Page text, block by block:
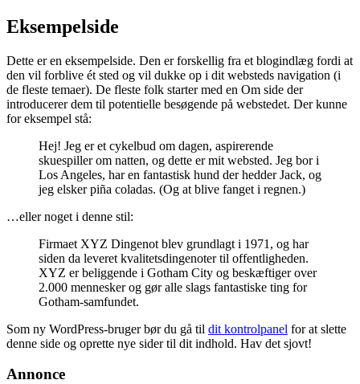
Eksempelside
Dette er en eksempelside. Den er forskellig fra et blogindlæg fordi at
den vil forblive ét sted og vil dukke op i dit websteds navigation (i
de fleste temaer). De fleste folk starter med en Om side der
introducerer dem til potentielle besøgende på webstedet. Der kunne
for eksempel stå:
Hej! Jeg er et cykelbud om dagen, aspirerende
skuespiller om natten, og dette er mit websted. Jeg bor i
Los Angeles, har en fantastisk hund der hedder Jack, og
jeg elsker piña coladas. (Og at blive fanget i regnen.)
…eller noget i denne stil:
Firmaet XYZ Dingenot blev grundlagt i 1971, og har
siden da leveret kvalitetsdingenoter til offentligheden.
XYZ er beliggende i Gotham City og beskæftiger over
2.000 mennesker og gør alle slags fantastiske ting for
Gotham-samfundet.
Som ny WordPress-bruger bør du gå til dit kontrolpanel for at slette
denne side og oprette nye sider til dit indhold. Hav det sjovt!
Annonce